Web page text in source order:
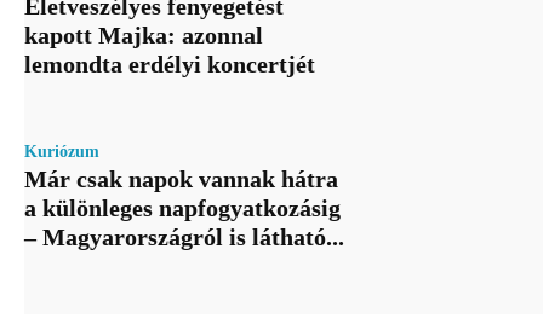
Életveszélyes fenyegetést
kapott Majka: azonnal
lemondta erdélyi koncertjét
Kuriózum
Már csak napok vannak hátra
a különleges napfogyatkozásig
– Magyarországról is látható...